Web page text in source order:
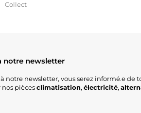
Collect
notre newsletter
notre newsletter, vous serez informé.e de
nos piècesclimatisation, électricité,